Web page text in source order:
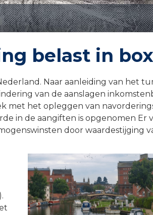
belast in
Naar aanleiding van het
van de aanslagen
met het opleggen van
in de aangiften is opgenomen Er
door waardestijging